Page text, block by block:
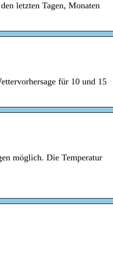
letzten Tagen, Monaten
für 10 und 15
möglich. Die Temperatur